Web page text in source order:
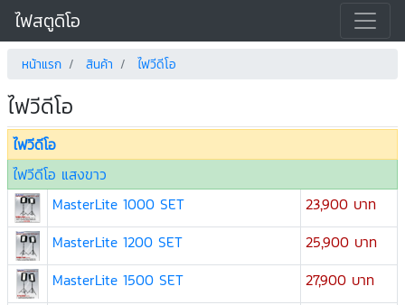
ไฟสตูดิโอ
หน้าแรก สินค้า ไฟวีดีโอ
ไฟวีดีโอ
ไฟวีดีโอ
ไฟวีดีโอ แสงขาว
MasterLite 1000 SET
23,900 บาท
MasterLite 1200 SET
25,900 บาท
MasterLite 1500 SET
27,900 บาท